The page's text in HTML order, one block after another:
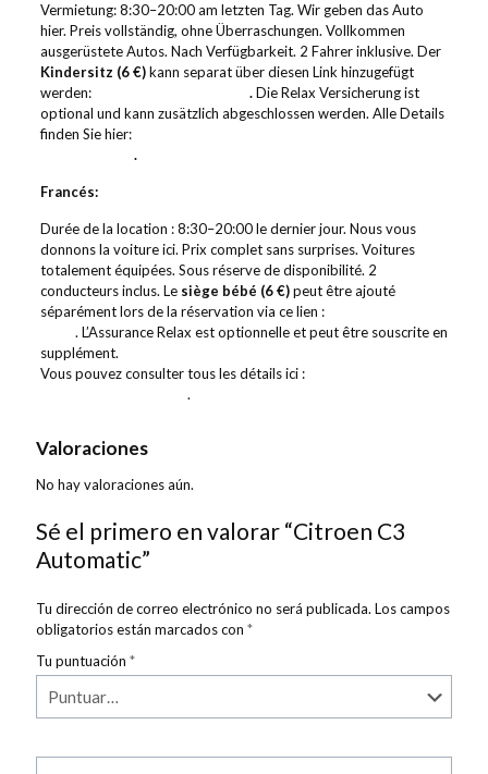
Vermietung: 8:30–20:00 am letzten Tag. Wir geben das Auto
hier. Preis vollständig, ohne Überraschungen. Vollkommen
ausgerüstete Autos. Nach Verfügbarkeit. 2 Fahrer inklusive. Der
Kindersitz (6 €)kann separat über diesen Link hinzugefügt
werden:
.Die Relax Versicherung ist
optional und kann zusätzlich abgeschlossen werden. Alle Details
finden Sie hier:
.
Francés:
Durée de la location : 8:30–20:00 le dernier jour. Nous vous
donnons la voiture ici. Prix complet sans surprises. Voitures
totalement équipées. Sous réserve de disponibilité. 2
conducteurs inclus. Le siège bébé (6 €)peut être ajouté
séparément lors de la réservation via ce lien :
. L’Assurance Relax est optionnelle et peut être souscrite en
supplément.
Vous pouvez consulter tous les détails ici :
.
Valoraciones
No hay valoraciones aún.
Sé el primero en valorar “Citroen C3
Automatic”
Tu dirección de correo electrónico no será publicada. Los campos
obligatorios están marcados con *
Tu puntuación *